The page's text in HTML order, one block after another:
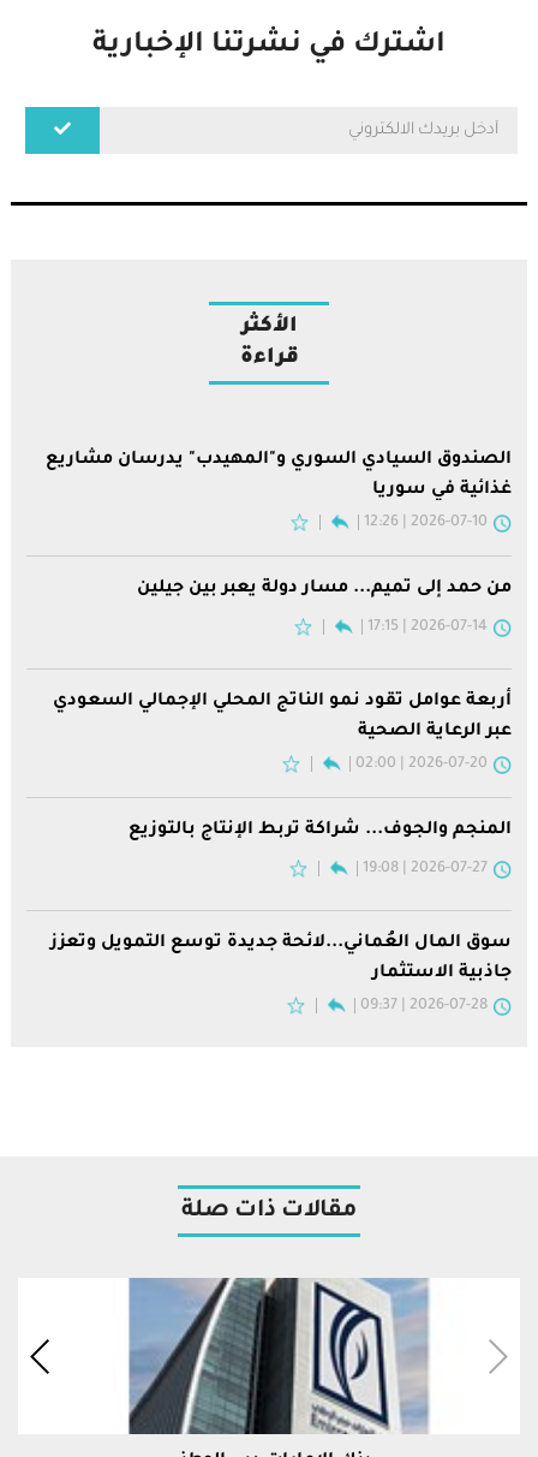
اشترك في نشرتنا الإخبارية
الأكثر
قراءة
الصندوق السيادي السوري و"المهيدب" يدرسان مشاريع
غذائية في سوريا
2026-07-10 | 12:26
من حمد إلى تميم... مسار دولة يعبر بين جيلين
2026-07-14 | 17:15
أربعة عوامل تقود نمو الناتج المحلي الإجمالي السعودي
عبر الرعاية الصحية
2026-07-20 | 02:00
المنجم والجوف... شراكة تربط الإنتاج بالتوزيع
2026-07-27 | 19:08
سوق المال العُماني...لائحة جديدة توسع التمويل وتعزز
جاذبية الاستثمار
2026-07-28 | 09:37
مقالات ذات صلة